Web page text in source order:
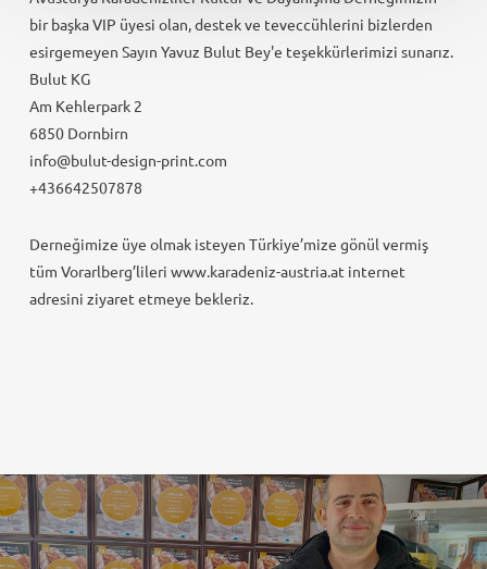
bir başka VIP üyesi olan, destek ve teveccühlerini bizlerden
esirgemeyen Sayın Yavuz Bulut Bey'e teşekkürlerimizi sunarız.
Bulut KG
Am Kehlerpark 2
6850 Dornbirn
info@bulut-design-print.com
+436642507878
Derneğimize üye olmak isteyen Türkiye’mize gönül vermiş
tüm Vorarlberg’lileri www.karadeniz-austria.at internet
adresini ziyaret etmeye bekleriz.